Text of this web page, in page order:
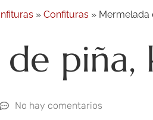
» Confituras » Mermelada
piña,
No hay comentarios